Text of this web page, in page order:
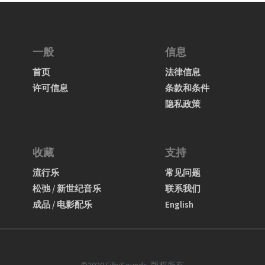
一般
首页
许可信息
信息
法律信息
条款和条件
隐私政策
收藏
流行乐
松弛 / 新世纪音乐
成品 / 电影配乐
支持
常见问题
联系我们
English